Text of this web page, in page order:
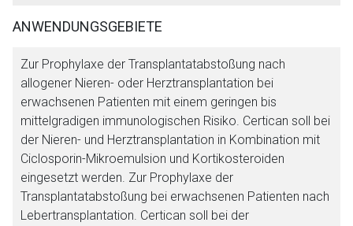
ANWENDUNGSGEBIETE
Zur Prophylaxe der Transplantatabstoßung nach
allogener Nieren- oder Herztransplantation bei
erwachsenen Patienten mit einem geringen bis
mittelgradigen immunologischen Risiko. Certican soll bei
der Nieren- und Herztransplantation in Kombination mit
Ciclosporin-Mikroemulsion und Kortikosteroiden
eingesetzt werden. Zur Prophylaxe der
Transplantatabstoßung bei erwachsenen Patienten nach
Lebertransplantation. Certican soll bei der